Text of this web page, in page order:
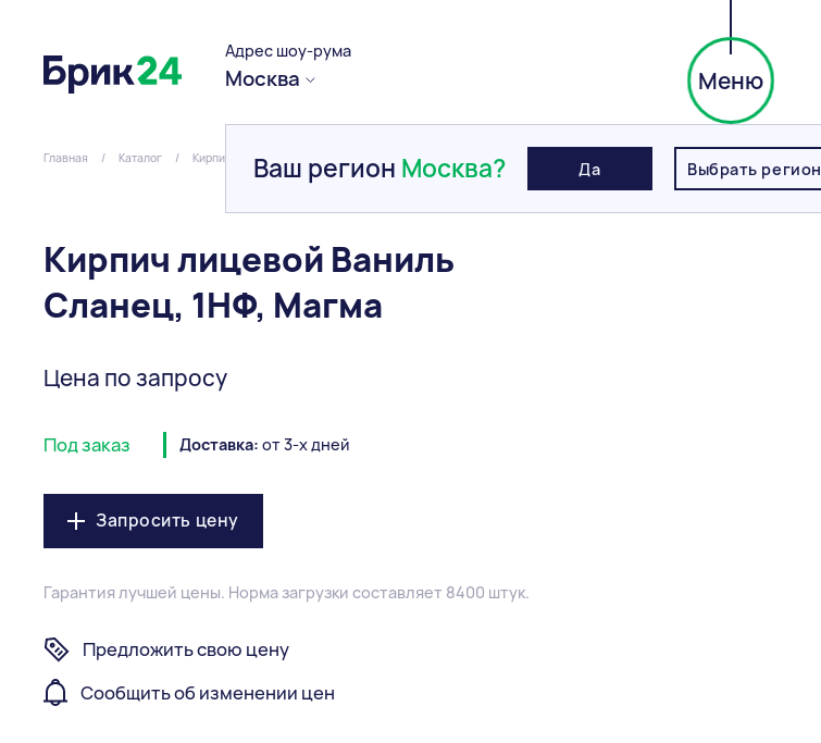
Меню
Адрес шоу-рума
Москва
Ваш регион Москва? Да Выбрать регион
Главная / Каталог / Кирпич Керамический Кирпич лицевой Ваниль Сланец, 1НФ, Магма
Кирпич лицевой Ваниль
Сланец, 1НФ, Магма
Цена по запросу
Под заказ Доставка: от 3-х дней
Запросить цену
Гарантия лучшей цены. Норма загрузки составляет 8400 штук.
Предложить свою цену
Сообщить об изменении цен